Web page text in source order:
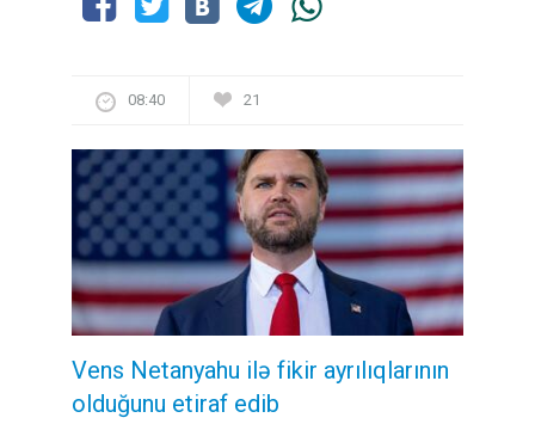
08:40 21
Vens Netanyahu ilə fikir ayrılıqlarının
olduğunu etiraf edib